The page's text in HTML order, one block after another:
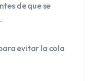
de que se
evitar la cola